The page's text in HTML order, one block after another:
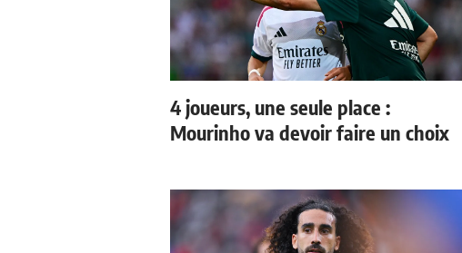
4 joueurs, une seule place :
Mourinho va devoir faire un choix